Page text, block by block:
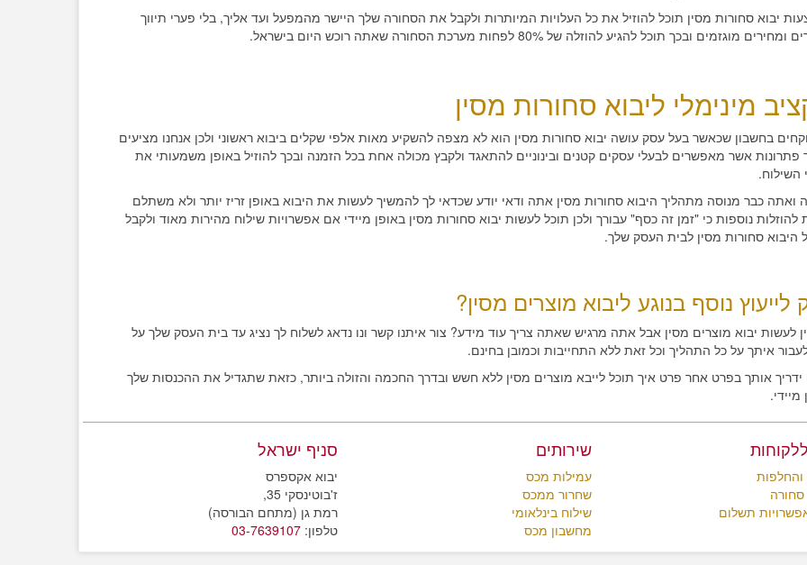
יבוא סחורות מסין תוכל להוזיל את כל העלויות המיותרות ולקבל את הסחורה שלך היישר מהמפעל ועד אליך, בלי פערי תיווך
מוגזמים ובכך תוכל להגיע להוזלה של 80% לפחות מערכת הסחורה שאתה רוכש היום בישראל.
מינימלי ליבוא סחורות מסין
בחשבון שכאשר בעל עסק עושה יבוא סחורות מסין הוא לא מצפה להשקיע מאות אלפי שקלים ביבוא ראשוני ולכן אנחנו מציעים
אשר מאפשרים לבעלי עסקים קטנים ובינוניים להתאגד ולקבץ מכולה אחת בכל הזמנה ובכך להוזיל באופן משמעותי את
השילוח.
ואתה כבר מנוסה מתהליך היבוא סחורות מסין אתה ודאי יודע שכדאי לך להמשיך לעשות את היבוא באופן זריז יותר ולא משתלם
להוזלות נוספות כי "זמן זה כסף" עבורך ולכן תוכל לעשות יבוא סחורות מסין באופן מיידי אם אפשרויות שילוח מהירות מאוד ולקבל
היבוא סחורות מסין לבית העסק שלך.
לייעוץ נוסף בנוגע ליבוא מוצרים מסין?
לעשות יבוא מוצרים מסין אבל אתה מרגיש שאתה צריך עוד מידע? צור איתנו קשר ונו נדאג לשלוח לך נציג עד בית העסק שלך על
איתך על כל התהליך וכל זאת ללא התחייבות וכמובן בחינם.
ידריך אותך בפרט אחר פרט איך תוכל לייבא מוצרים מסין ללא חשש ובדרך החכמה והזולה ביותר, כזאת שתגדיל את ההכנסות שלך
מיידי.
והחלפות
תשלום
שירותים
עמילות מכס
שחרור ממכס
שילוח בינלאומי
מחשבון מכס
סניף ישראל
יבוא אקספרס
ז'בוטינסקי 35,
רמת גן (מתחם הבורסה)
טלפון:03-7639107